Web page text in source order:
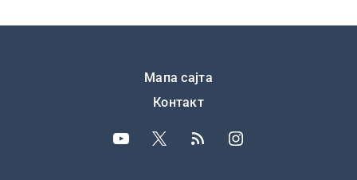
Мапа сајта
Контакт